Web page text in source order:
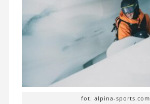
fot. alpina-sports.com